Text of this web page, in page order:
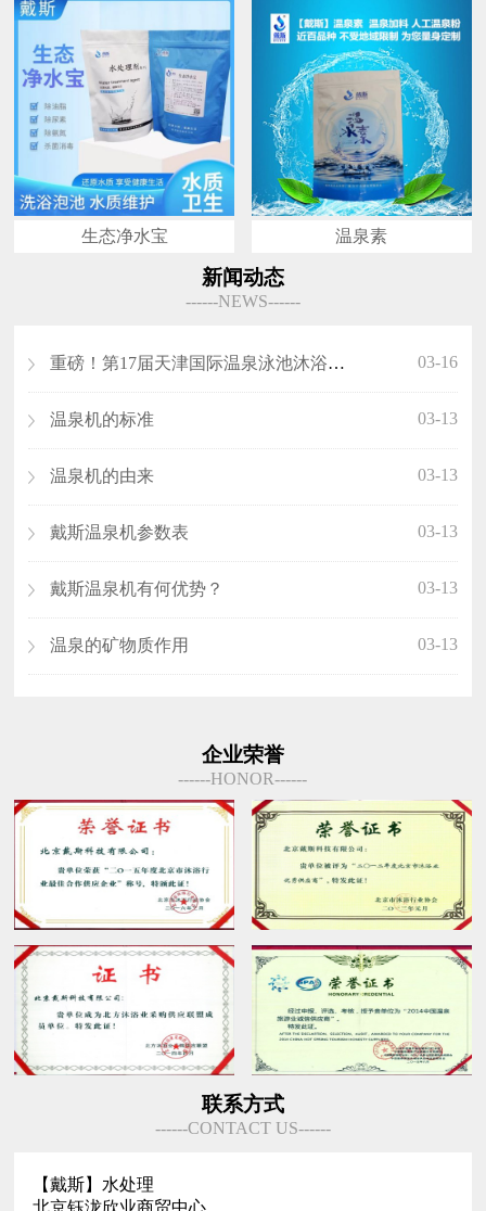
生态净水宝 温泉素
新闻动态
------NEWS------
重磅！第17届天津国际温泉泳池沐浴SPA展览会（沐博会）即将开展！ 03-16
温泉机的标准 03-13
温泉机的由来 03-13
戴斯温泉机参数表 03-13
戴斯温泉机有何优势？ 03-13
温泉的矿物质作用 03-13
企业荣誉
------HONOR------
联系方式
------CONTACT US------
【戴斯】水处理